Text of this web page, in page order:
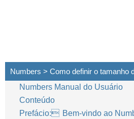
Numbers > Como definir o tamanho
Numbers Manual do Usuário
Conteúdo
Prefácio: Bem-vindo ao